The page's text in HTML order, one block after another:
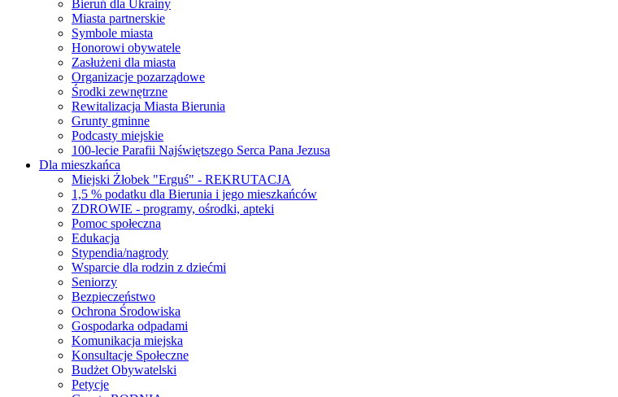
Bieruń dla Ukrainy
Miasta partnerskie
Symbole miasta
Honorowi obywatele
Zasłużeni dla miasta
Organizacje pozarządowe
Środki zewnętrzne
Rewitalizacja Miasta Bierunia
Grunty gminne
Podcasty miejskie
100-lecie Parafii Najświętszego Serca Pana Jezusa
Dla mieszkańca
Miejski Żłobek "Erguś" - REKRUTACJA
1,5 % podatku dla Bierunia i jego mieszkańców
ZDROWIE - programy, ośrodki, apteki
Pomoc społeczna
Edukacja
Stypendia/nagrody
Wsparcie dla rodzin z dziećmi
Seniorzy
Bezpieczeństwo
Ochrona Środowiska
Gospodarka odpadami
Komunikacja miejska
Konsultacje Społeczne
Budżet Obywatelski
Petycje